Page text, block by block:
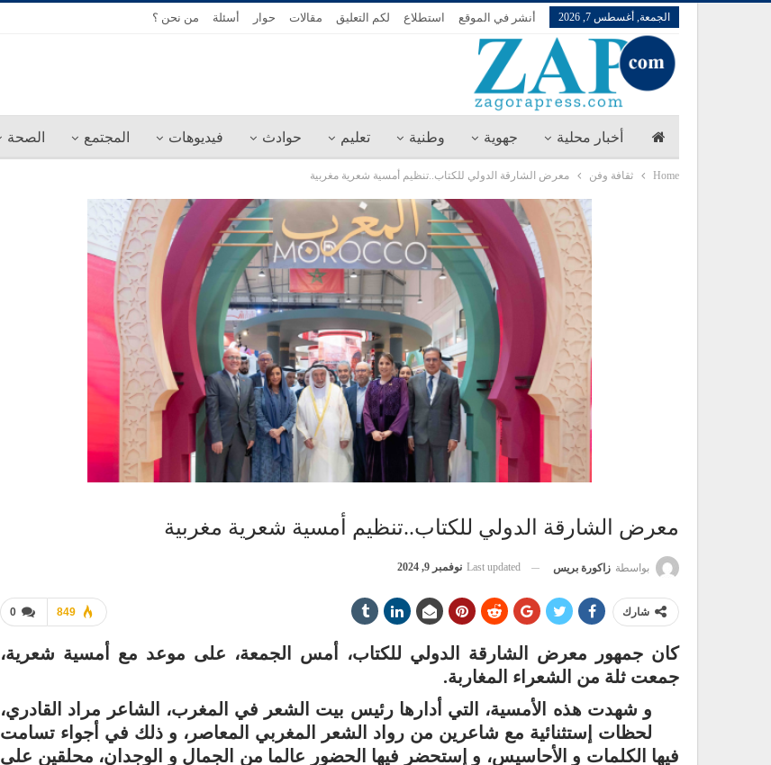
الجمعة, أغسطس 7, 2026 أنشر في الموقع استطلاع لكم التعليق مقالات حوار أسئلة من نحن ؟
أخبار محلية جهوية وطنية تعليم حوادث فيديوهات المجتمع الصحة
Home ثقافة وفن معرض الشارقة الدولي للكتاب..تنظيم أمسية شعرية مغربية
معرض الشارقة الدولي للكتاب..تنظيم أمسية شعرية مغربية
بواسطة زاكورة بريس Last updated نوفمبر 9, 2024
0 849 شارك
كان جمهور معرض الشارقة الدولي للكتاب، أمس الجمعة، على موعد مع أمسية شعرية،
جمعت ثلة من الشعراء المغاربة.
و شهدت هذه الأمسية، التي أدارها رئيس بيت الشعر في المغرب، الشاعر مراد القادري،
لحظات إستثنائية مع شاعرين من رواد الشعر المغربي المعاصر، و ذلك في أجواء تسامت
فيها الكلمات و الأحاسيس، و إستحضر فيها الحضور عالما من الجمال و الوجدان، محلقين على